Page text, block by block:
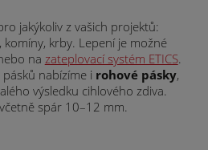
jakýkoliv z vašich projektů:
krby. Lepení je možné
na zateplovací systém ETICS.
nabízíme i rohové pásky,
výsledku cihlového zdiva.
spár 10–12 mm.